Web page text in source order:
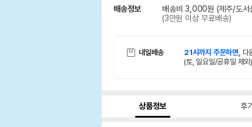
배송정보 배송비 3,000원 (제주/도서
(3만원 이상 무료배송)
내일배송 21시까지 주문하면, 다
(토, 일요일/공휴일 제외)
상품정보 후기